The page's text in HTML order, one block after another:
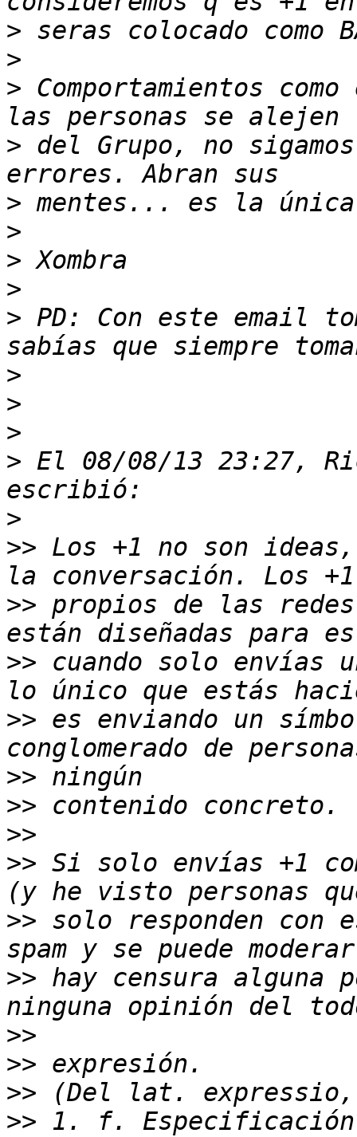
>
>
> Comportamientos
> del Grupo, no
>
>
>
>
> PD: Con este email
>
>
>
> El 08/08/13 23:27,
>
>> Los +1 no son
>> propios de las
>> cuando solo envías
>> es enviando un
>>
>>
>>
>> Si solo envías +1
>> solo responden con
>> hay censura alguna
>>
>>
>>
>> 1. f.